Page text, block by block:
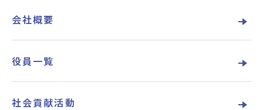
会社概要
役員一覧
社会貢献活動